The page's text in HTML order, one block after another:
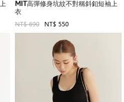
MIT高彈修身坑紋不對稱斜釦短袖上
衣
NT$ 690 NT$ 550